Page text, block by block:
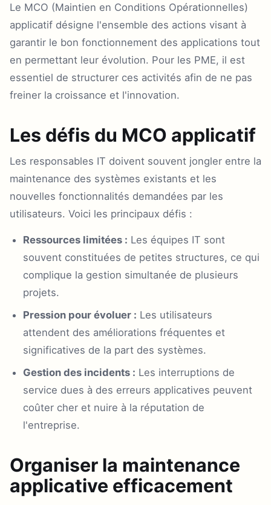
Le MCO (Maintien en Conditions Opérationnelles)
applicatif désigne l'ensemble des actions visant à
garantir le bon fonctionnement des applications tout
en permettant leur évolution. Pour les PME, il est
essentiel de structurer ces activités afin de ne pas
freiner la croissance et l'innovation.
Les défis du MCO applicatif
Les responsables IT doivent souvent jongler entre la
maintenance des systèmes existants et les
nouvelles fonctionnalités demandées par les
utilisateurs. Voici les principaux défis :
Ressources limitées : Les équipes IT sont
souvent constituées de petites structures, ce qui
complique la gestion simultanée de plusieurs
projets.
Pression pour évoluer : Les utilisateurs
attendent des améliorations fréquentes et
significatives de la part des systèmes.
Gestion des incidents : Les interruptions de
service dues à des erreurs applicatives peuvent
coûter cher et nuire à la réputation de
l'entreprise.
Organiser la maintenance
applicative efficacement